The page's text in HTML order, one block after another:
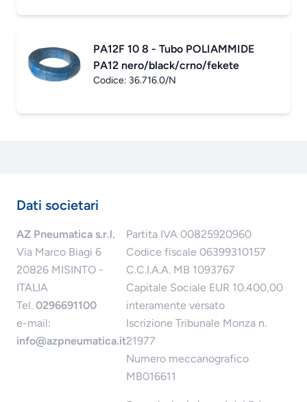
PA12F 10 8 - Tubo POLIAMMIDE
PA12 nero/black/crno/fekete
Codice: 36.716.0/N
Dati societari
AZ Pneumatica s.r.l.
Via Marco Biagi 6
20826 MISINTO -
ITALIA
Tel. 0296691100
e-mail:
info@azpneumatica.it
Partita IVA 00825920960
Codice fiscale 06399310157
C.C.I.A.A. MB 1093767
Capitale Sociale EUR 10.400,00
interamente versato
Iscrizione Tribunale Monza n.
21977
Numero meccanografico
MB016611